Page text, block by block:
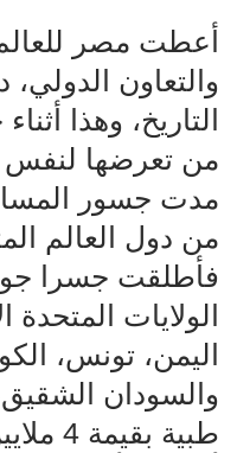
أعطت مصر
والتعاون
التاريخ، وهذا
من تعرضها لنفس
مدت جسور
من دول العالم
فأطلقت جسرا
الولايات المتحدة
اليمن، تونس،
والسودان